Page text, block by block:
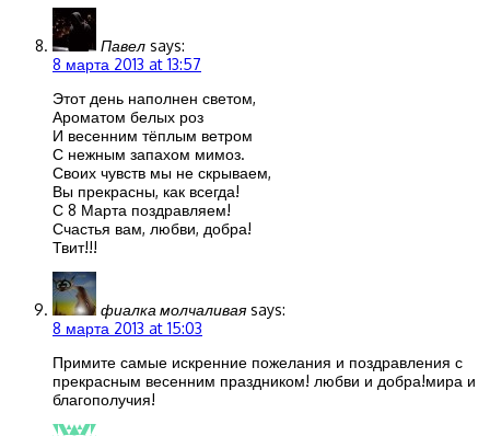
Павел says:
8 марта 2013 at 13:57
Этот день наполнен светом,
Ароматом белых роз
И весенним тёплым ветром
С нежным запахом мимоз.
Своих чувств мы не скрываем,
Вы прекрасны, как всегда!
С 8 Марта поздравляем!
Счастья вам, любви, добра!
Твит!!!
фиалка молчаливая says:
8 марта 2013 at 15:03
Примите самые искренние пожелания и поздравления с
прекрасным весенним праздником! любви и добра!мира и
благополучия!